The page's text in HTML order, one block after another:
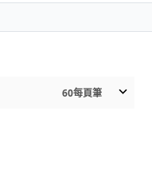
60每頁筆